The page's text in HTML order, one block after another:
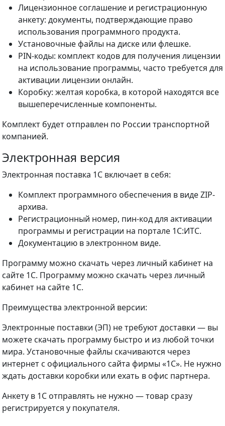
Лицензионное соглашение и регистрационную
анкету: документы, подтверждающие право
использования программного продукта.
Установочные файлы на диске или флешке.
PIN-коды: комплект кодов для получения лицензии
на использование программы, часто требуется для
активации лицензии онлайн.
Коробку: желтая коробка, в которой находятся все
вышеперечисленные компоненты.
Комплект будет отправлен по России транспортной
компанией.
Электронная версия
Электронная поставка 1С включает в себя:
Комплект программного обеспечения в виде ZIP-
архива.
Регистрационный номер, пин-код для активации
программы и регистрации на портале 1С:ИТС.
Документацию в электронном виде.
Программу можно скачать через личный кабинет на
сайте 1С. Программу можно скачать через личный
кабинет на сайте 1С.
Преимущества электронной версии:
Электронные поставки (ЭП) не требуют доставки — вы
можете скачать программу быстро и из любой точки
мира. Установочные файлы скачиваются через
интернет с официального сайта фирмы «1С». Не нужно
ждать доставки коробки или ехать в офис партнера.
Анкету в 1С отправлять не нужно — товар сразу
регистрируется у покупателя.